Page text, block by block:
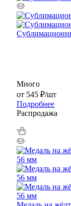
Много
от 545 ₽/шт
Подробнее
Распродажа